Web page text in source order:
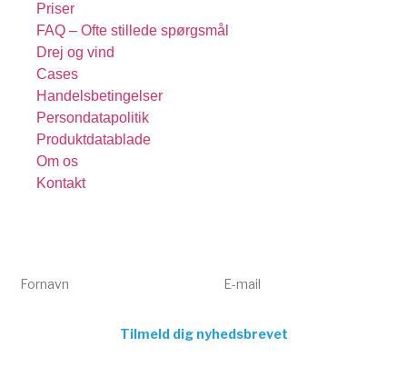
Priser
FAQ – Ofte stillede spørgsmål
Drej og vind
Cases
Handelsbetingelser
Persondatapolitik
Produktdatablade
Om os
Kontakt
Tilmeld dig nyhedsbrevet